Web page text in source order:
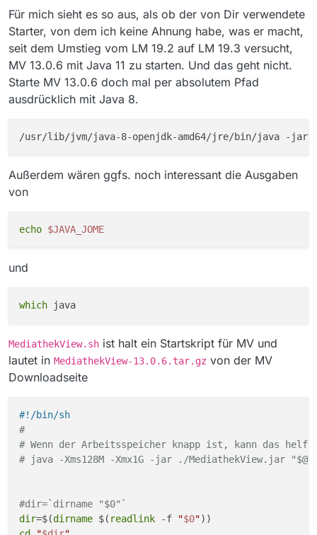
0            /usr/lib/jvm/java-11-openjdk-
1            /usr/lib/jvm/java-11-openjdk-
* 2            /usr/lib/jvm/java-8-openjdk-
Drücken Sie die Eingabetaste, um die aktuelle
oder geben Sie die Auswahlnummer ein: 0
update-alternatives: /usr/lib/jvm/java-11-
OpenJDK Runtime Environment (build 11.0.5+10-
nils@X220x:/$
Für mich sieht es so aus, als ob der von Dir verwendete
Starter, von dem ich keine Ahnung habe, was er macht,
seit dem Umstieg vom LM 19.2 auf LM 19.3 versucht,
MV 13.0.6 mit Java 11 zu starten. Und das geht nicht.
Starte MV 13.0.6 doch mal per absolutem Pfad
ausdrücklich mit Java 8.
Außerdem wären ggfs. noch interessant die Ausgaben
von
echo $JAVA_JOME
und
which
MediathekView.sh ist halt ein Startskript für MV und
lautet in MediathekView-13.0.6.tar.gz von der MV
Downloadseite
#!/bin/sh
#
# Wenn der Arbeitsspeicher knapp ist, kann das
# java -Xms128M -Xmx1G -jar ./MediathekView.jar "$@"
#dir=`dirname "$0"`
dir=$(dirname $( readlink -f "$0"